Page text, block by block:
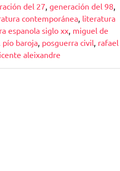
del 27, generación del 98,
contemporánea, literatura
espanola siglo xx, miguel de
pío baroja, posguerra civil, rafael
aleixandre